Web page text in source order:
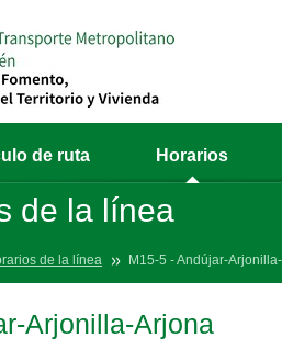
de ruta Horarios
de la línea
de la línea M15-5 - Andújar-
Arjonilla-Arjona